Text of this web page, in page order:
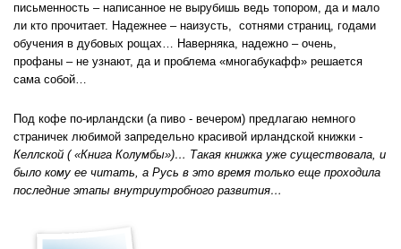
письменность – написанное не вырубишь ведь топором, да и мало
ли кто прочитает. Надежнее – наизусть, сотнями страниц, годами
обучения в дубовых рощах… Наверняка, надежно – очень,
профаны – не узнают, да и проблема «многабукафф» решается
сама собой…
Под кофе по-ирландски (а пиво - вечером) предлагаю немного
страничек любимой запредельно красивой ирландской книжки -
Келлской ( «Книга Колумбы»)… Такая книжка уже существовала, и
было кому ее читать, а Русь в это время только еще проходила
последние этапы внутриутробного развития…